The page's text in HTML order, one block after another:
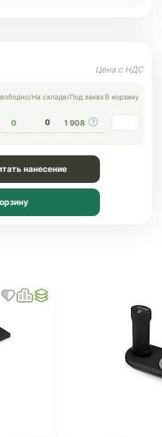
/На складе/Под заказ В корзину
0 0 1 908
нанесение